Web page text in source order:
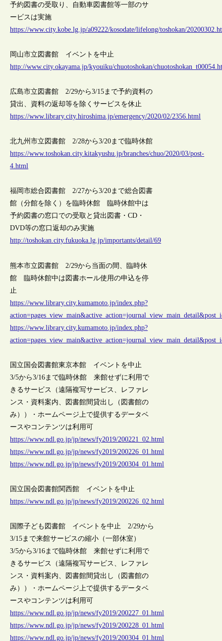
予約図書の受取り、自動車図書館等一部のサ
ービスは実施
https://www.city.kobe.lg.jp/a09222/kosodate/lifelong/toshokan/
岡山市立図書館 イベントを中止
http://www.city.okayama.jp/kyouiku/chuotoshokan/
広島市立図書館 2/29から3/15まで予約資料の
貸出、資料の返却等を除くサービスを休止
https://www.library.city.hiroshima.jp/emergency/2020/02/2356.html
北九州市立図書館 2/28から3/20まで臨時休館
https://www.toshokan.city.kitakyushu.jp/branches/chuo/2020/03/post-
4.html
福岡市総合図書館 2/27から3/20まで総合図書
館（分館を除く）を臨時休館 臨時休館中は
予約図書の窓口での受取と貸出図書・CD・
DVD等の窓口返却のみ実施
http://toshokan.city.fukuoka.lg.jp/importants/detail/69
熊本市立図書館 2/29から当面の間、臨時休
館 臨時休館中は図書ホール使用の申込を停
止
https://www.library.city.kumamoto.jp/index.php?
https://www.library.city.kumamoto.jp/index.php?
国立国会図書館東京本館 イベントを中止
3/5から3/16まで臨時休館 来館せずに利用で
きるサービス（遠隔複写サービス、レファレ
ンス・資料案内、図書館間貸出し（図書館の
み））・ホームページ上で提供するデータベ
ースやコンテンツは利用可
https://www.ndl.go.jp/jp/news/fy2019/200221_02.html
https://www.ndl.go.jp/jp/news/fy2019/200226_01.html
https://www.ndl.go.jp/jp/news/fy2019/200304_01.html
国立国会図書館関西館 イベントを中止
https://www.ndl.go.jp/jp/news/fy2019/200226_02.html
国際子ども図書館 イベントを中止 2/29から
3/15まで来館サービスの縮小（一部休室）
3/5から3/16まで臨時休館 来館せずに利用で
きるサービス（遠隔複写サービス、レファレ
ンス・資料案内、図書館間貸出し（図書館の
み））・ホームページ上で提供するデータベ
ースやコンテンツは利用可
https://www.ndl.go.jp/jp/news/fy2019/200227_01.html
https://www.ndl.go.jp/jp/news/fy2019/200228_01.html
https://www.ndl.go.jp/jp/news/fy2019/200304_01.html